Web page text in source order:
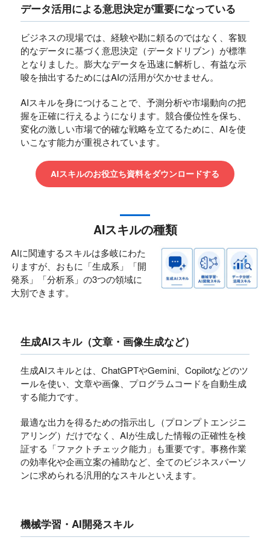
データ活用による意思決定が重要になっている
ビジネスの現場では、経験や勘に頼るのではなく、客観
的なデータに基づく意思決定（データドリブン）が標準
となりました。膨大なデータを迅速に解析し、有益な示
唆を抽出するためにはAIの活用が欠かせません。
AIスキルを身につけることで、予測分析や市場動向の把
握を正確に行えるようになります。競合優位性を保ち、
変化の激しい市場で的確な戦略を立てるために、AIを使
いこなす能力が重視されています。
AIスキルのお役立ち資料をダウンロードする
AIスキルの種類
AIに関連するスキルは多岐にわた
りますが、おもに「生成系」「開
発系」「分析系」の3つの領域に
大別できます。
生成AIスキル（文章・画像生成など）
生成AIスキルとは、ChatGPTやGemini、Copilotなどのツ
ールを使い、文章や画像、プログラムコードを自動生成
する能力です。
最適な出力を得るための指示出し（プロンプトエンジニ
アリング）だけでなく、AIが生成した情報の正確性を検
証する「ファクトチェック能力」も重要です。事務作業
の効率化や企画立案の補助など、全てのビジネスパーソ
ンに求められる汎用的なスキルといえます。
機械学習・AI開発スキル